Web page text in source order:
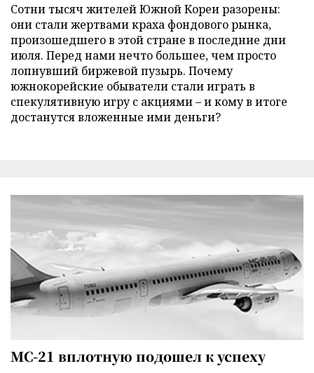
Сотни тысяч жителей Южной Кореи разорены:
они стали жертвами краха фондового рынка,
произошедшего в этой стране в последние дни
июля. Перед нами нечто большее, чем просто
лопнувший биржевой пузырь. Почему
южнокорейские обыватели стали играть в
спекулятивную игру с акциями – и кому в итоге
достанутся вложенные ими деньги?
МС-21 вплотную подошел к успеху